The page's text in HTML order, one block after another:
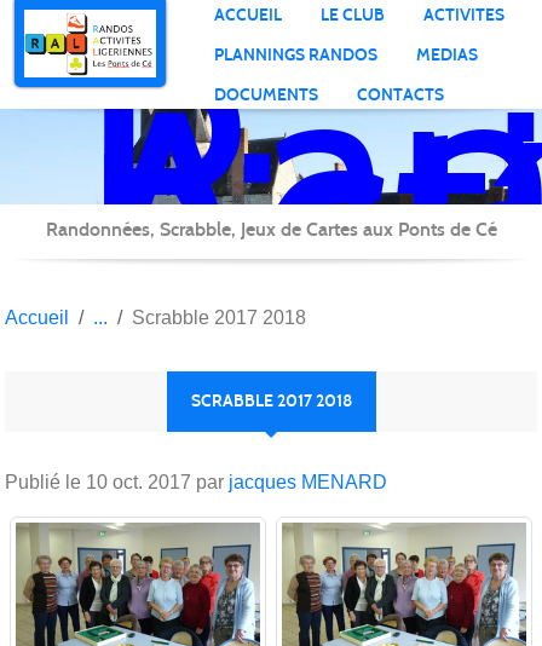
ACCUEIL LE CLUB
ACTIVITES
PLANNINGS RANDOS
MEDIAS
DOCUMENTS
CONTACTS
Randonnées, Scrabble, Jeux de Cartes aux Ponts de Cé
Accueil Scrabble 2017 2018
SCRABBLE 2017 2018
Publié le 10 oct. 2017 par jacques MENARD
Panneau de gestion des cookies